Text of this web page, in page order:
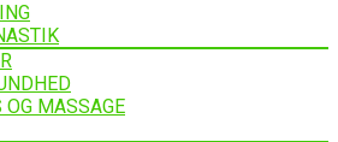
MASSAGE